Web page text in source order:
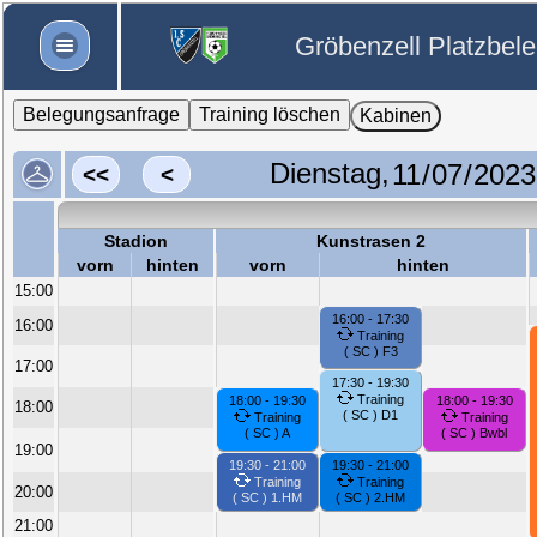
Gröbenzell
Belegungsanfrage Training löschen Kabinen
<< < Dienstag,
Stadion Kunstrasen 2
vorn
hinten vorn hinten
15:00
16:00
16:00 - 17:30
Training
( SC ) F3
17:00
17:30 - 19:30
Training
( SC ) D1
18:00
18:00 - 19:30
Training
( SC ) A
18:00 - 19:30
Training
( SC ) Bwbl
19:00
19:30 - 21:00
Training
( SC ) 1.HM
19:30 - 21:00
Training
( SC ) 2.HM
20:00
21:00